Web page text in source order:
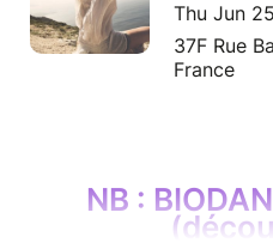
Thu Jun
37F Rue
France
NB :